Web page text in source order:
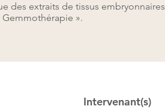
des extraits de tissus embryonnaires
».
Intervenant(s)